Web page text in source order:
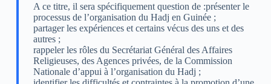
A ce titre, il sera spécifiquement question de :présenter le
processus de l’organisation du Hadj en Guinée ;
partager les expériences et certains vécus des uns et des
autres ;
rappeler les rôles du Secrétariat Général des Affaires
Religieuses, des Agences privées, de la Commission
Nationale d’appui à l’organisation du Hadj ;